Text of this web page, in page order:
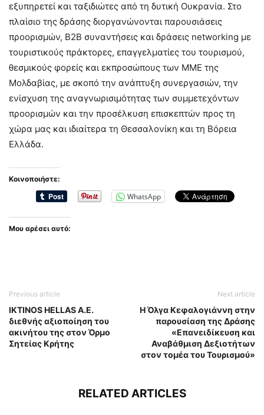
εξυπηρετεί και ταξιδιώτες από τη δυτική Ουκρανία. Στο
πλαίσιο της δράσης διοργανώνονται παρουσιάσεις
προορισμών, Β2Β συναντήσεις και δράσεις networking με
τουριστικούς πράκτορες, επαγγελματίες του τουρισμού,
θεσμικούς φορείς και εκπροσώπους των ΜΜΕ της
Μολδαβίας, με σκοπό την ανάπτυξη συνεργασιών, την
ενίσχυση της αναγνωρισιμότητας των συμμετεχόντων
προορισμών και την προσέλκυση επισκεπτών προς τη
χώρα μας και ιδιαίτερα τη Θεσσαλονίκη και τη Βόρεια
Ελλάδα.
Κοινοποιήστε:
WhatsApp
Μου αρέσει αυτό:
Previous article
IKTINOS HELLAS A.E.
διεθνής αξιοποίηση του
ακινήτου της στον Όρμο
Σητείας Κρήτης
Next article
Η Όλγα Κεφαλογιάννη στην
παρουσίαση της Δράσης
«Επανειδίκευση και
Αναβάθμιση Δεξιοτήτων
στον τομέα του Τουρισμού»
RELATED ARTICLES